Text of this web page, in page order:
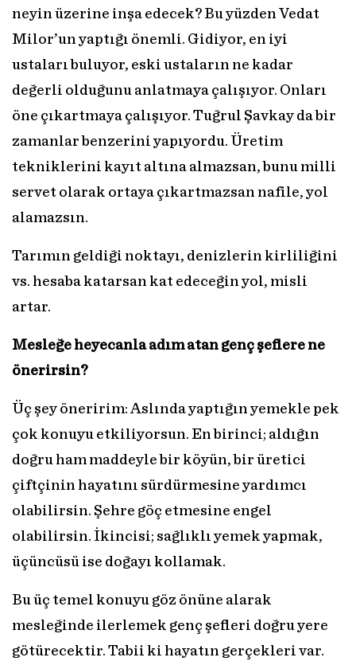
neyin üzerine inşa edecek? Bu yüzden Vedat
Milor’un yaptığı önemli. Gidiyor, en iyi
ustaları buluyor, eski ustaların ne kadar
değerli olduğunu anlatmaya çalışıyor. Onları
öne çıkartmaya çalışıyor. Tuğrul Şavkay da bir
zamanlar benzerini yapıyordu. Üretim
tekniklerini kayıt altına almazsan, bunu milli
servet olarak ortaya çıkartmazsan nafile, yol
alamazsın.
Tarımın geldiği noktayı, denizlerin kirliliğini
vs. hesaba katarsan kat edeceğin yol, misli
artar.
Mesleğe heyecanla adım atan genç şeflere ne
önerirsin?
Üç şey öneririm: Aslında yaptığın yemekle pek
çok konuyu etkiliyorsun. En birinci; aldığın
doğru ham maddeyle bir köyün, bir üretici
çiftçinin hayatını sürdürmesine yardımcı
olabilirsin. Şehre göç etmesine engel
olabilirsin. İkincisi; sağlıklı yemek yapmak,
üçüncüsü ise doğayı kollamak.
Bu üç temel konuyu göz önüne alarak
mesleğinde ilerlemek genç şefleri doğru yere
götürecektir. Tabii ki hayatın gerçekleri var.